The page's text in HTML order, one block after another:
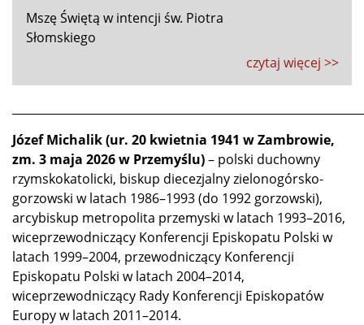
Mszę Świętą w intencji św. Piotra
Słomskiego
czytaj więcej >>
Józef Michalik (ur. 20 kwietnia 1941 w Zambrowie,
zm. 3 maja 2026 w Przemyślu)– polski duchowny
rzymskokatolicki, biskup diecezjalny zielonogórsko-
gorzowski w latach 1986–1993 (do 1992 gorzowski),
arcybiskup metropolita przemyski w latach 1993–2016,
wiceprzewodniczący Konferencji Episkopatu Polski w
latach 1999–2004, przewodniczący Konferencji
Episkopatu Polski w latach 2004–2014,
wiceprzewodniczący Rady Konferencji Episkopatów
Europy w latach 2011–2014.